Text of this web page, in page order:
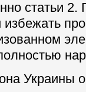
статьи
Украины